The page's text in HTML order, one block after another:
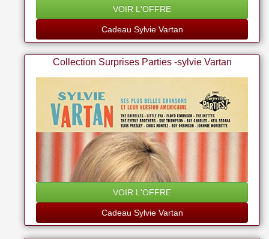
VOIR L'OFFRE
Cadeau Sylvie Vartan
Collection Surprises Parties -sylvie Vartan
VOIR L'OFFRE
Cadeau Sylvie Vartan